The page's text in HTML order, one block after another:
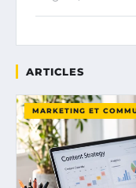
ARTICLES
MARKETING ET